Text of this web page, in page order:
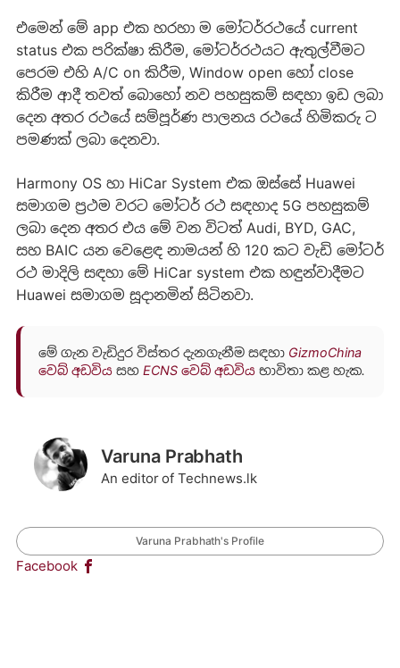
එමෙන් මේ app එක හරහා ම මෝටර්රථයේ current
status එක පරික්ෂා කිරීම, මෝටර්රථයට ඇතුල්වීමට
පෙරම එහි A/C on කිරීම, Window open හෝ close
කිරීම ආදී තවත් බොහෝ නව පහසුකම් සඳහා ඉඩ ලබා
දෙන අතර රථයේ සම්පූර්ණ පාලනය රථයේ හිමිකරු ට
පමණක් ලබා දෙනවා.
Harmony OS හා HiCar System එක ඔස්සේ Huawei
සමාගම ප්‍රථම වරට මෝටර් රථ සඳහාද 5G පහසුකම්
ලබා දෙන අතර එය මේ වන විටත් Audi, BYD, GAC,
සහ BAIC යන වෙළෙඳ නාමයන් හි 120 කට වැඩි මෝටර්
රථ මාදිලි සඳහා මේ HiCar system එක හඳුන්වාදීමට
Huawei සමාගම සූදානමින් සිටිනවා.
මේ ගැන වැඩිදුර විස්තර දැනගැනීම සඳහා GizmoChina
වෙබ් අඩවියසහ ECNS වෙබ් අඩවියභාවිතා කළ හැක.
Varuna Prabhath
An editor of Technews.lk
Varuna Prabhath's Profile
Facebook